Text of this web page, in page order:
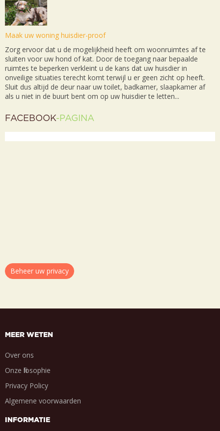
Maak uw woning huisdier-proof
Zorg ervoor dat u de mogelijkheid heeft om woonruimtes af te
sluiten voor uw hond of kat. Door de toegang naar bepaalde
ruimtes te beperken verkleint u de kans dat uw huisdier in
onveilige situaties terecht komt terwijl u er geen zicht op heeft.
Sluit dus altijd de deur naar uw toilet, badkamer, slaapkamer af
als u niet in de buurt bent om op uw huisdier te letten...
FACEBOOK-PAGINA
Beheer uw privacy
MEER WETEN
Over ons
Onze filosophie
Privacy Policy
Algemene voorwaarden
INFORMATIE